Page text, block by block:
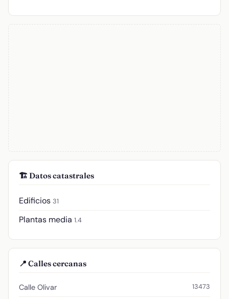
🏗️ Datos catastrales
Edificios 31
Plantas media 1.4
📍 Calles cercanas
Calle Olivar 13473